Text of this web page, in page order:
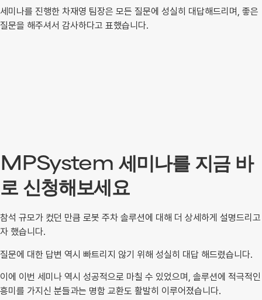
세미나를 진행한 차재영 팀장은 모든 질문에 성실히 대답해드리며, 좋은
질문을 해주셔서 감사하다고 표했습니다.
MPSystem 세미나를 지금 바
로 신청해보세요
참석 규모가 컸던 만큼 로봇 주차 솔루션에 대해 더 상세하게 설명드리고
자 했습니다.
질문에 대한 답변 역시 빠트리지 않기 위해 성실히 대답 해드렸습니다.
이에 이번 세미나 역시 성공적으로 마칠 수 있었으며, 솔루션에 적극적인
흥미를 가지신 분들과는 명함 교환도 활발히 이루어졌습니다.